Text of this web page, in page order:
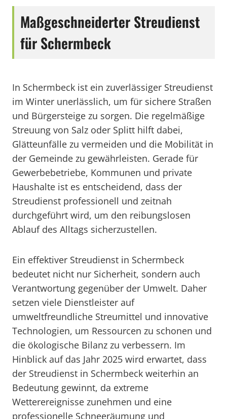
Maßgeschneiderter Streudienst
für Schermbeck
In Schermbeck ist ein zuverlässiger Streudienst
im Winter unerlässlich, um für sichere Straßen
und Bürgersteige zu sorgen. Die regelmäßige
Streuung von Salz oder Splitt hilft dabei,
Glätteunfälle zu vermeiden und die Mobilität in
der Gemeinde zu gewährleisten. Gerade für
Gewerbebetriebe, Kommunen und private
Haushalte ist es entscheidend, dass der
Streudienst professionell und zeitnah
durchgeführt wird, um den reibungslosen
Ablauf des Alltags sicherzustellen.
Ein effektiver Streudienst in Schermbeck
bedeutet nicht nur Sicherheit, sondern auch
Verantwortung gegenüber der Umwelt. Daher
setzen viele Dienstleister auf
umweltfreundliche Streumittel und innovative
Technologien, um Ressourcen zu schonen und
die ökologische Bilanz zu verbessern. Im
Hinblick auf das Jahr 2025 wird erwartet, dass
der Streudienst in Schermbeck weiterhin an
Bedeutung gewinnt, da extreme
Wetterereignisse zunehmen und eine
professionelle Schneeräumung und